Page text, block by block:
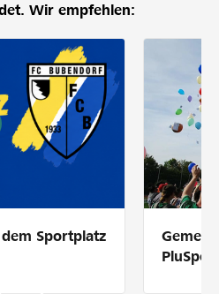
finden
Wir empfehlen:
Sportplatz